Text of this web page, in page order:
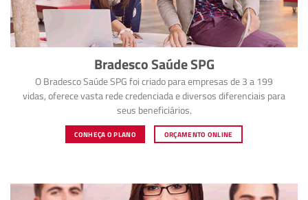
Bradesco Saúde SPG
O Bradesco Saúde SPG foi criado para empresas de 3 a 199
vidas, oferece vasta rede credenciada e diversos diferenciais para
seus beneficiários.
CONHEÇA O PLANO ORÇAMENTO ONLINE